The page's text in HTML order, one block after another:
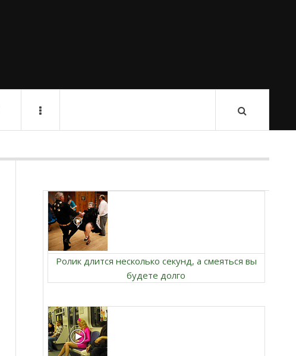
Ролик длится несколько секунд, а смеяться вы
будете долго